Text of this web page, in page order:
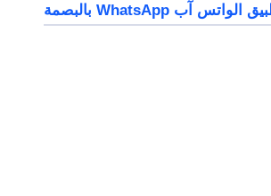
طريقة قفل تطبيق الواتس آب WhatsApp بالبصمة